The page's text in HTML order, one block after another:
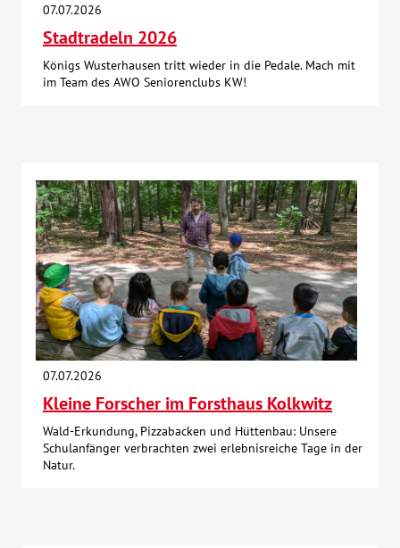
07.07.2026
Stadtradeln 2026
Königs Wusterhausen tritt wieder in die Pedale. Mach mit
im Team des AWO Seniorenclubs KW!
07.07.2026
Kleine Forscher im Forsthaus Kolkwitz
Wald-Erkundung, Pizzabacken und Hüttenbau: Unsere
Schulanfänger verbrachten zwei erlebnisreiche Tage in der
Natur.